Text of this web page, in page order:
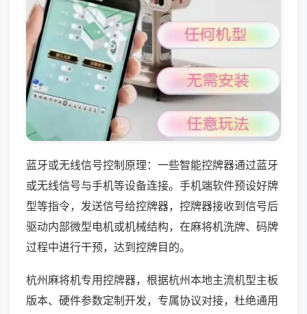
蓝牙或无线信号控制原理：一些智能控牌器通过蓝牙
或无线信号与手机等设备连接。手机端软件预设好牌
型等指令，发送信号给控牌器，控牌器接收到信号后
驱动内部微型电机或机械结构，在麻将机洗牌、码牌
过程中进行干预，达到控牌目的。
杭州麻将机专用控牌器，根据杭州本地主流机型主板
版本、硬件参数定制开发，专属协议对接，杜绝通用